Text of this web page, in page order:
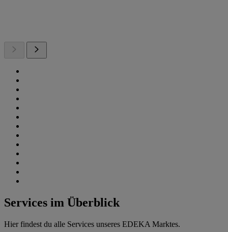
Services im Überblick
Hier findest du alle Services unseres EDEKA Marktes.